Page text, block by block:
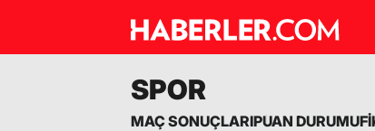
SPOR
MAÇ SONUÇLARIPUAN DURUMU